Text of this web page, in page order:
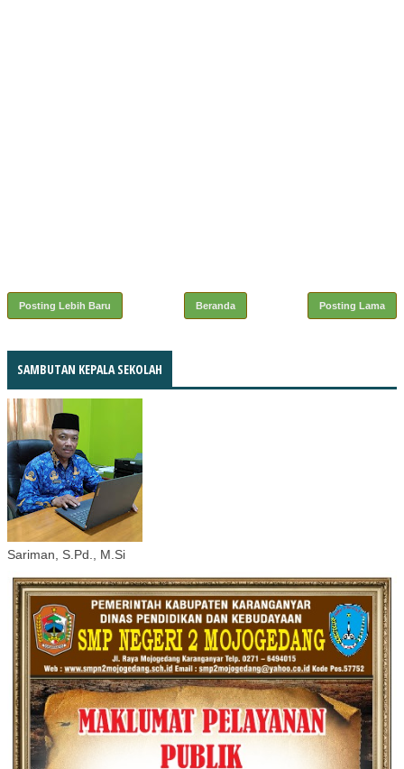
Posting Lebih Baru Posting Lama
Beranda
SAMBUTAN KEPALA SEKOLAH
Sariman, S.Pd., M.Si